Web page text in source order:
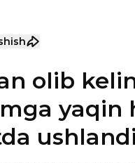
olib
yaqin
ushlandi